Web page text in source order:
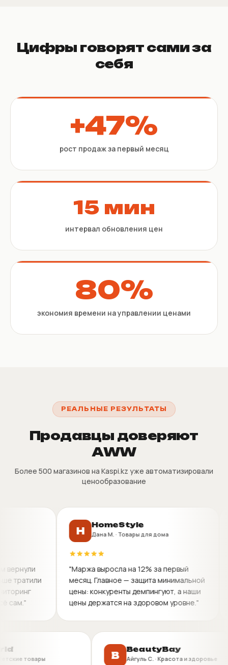
Цифры говорят сами за
себя
+47%
рост продаж за первый месяц
15 мин
интервал обновления цен
80%
экономия времени на управлении ценами
РЕАЛЬНЫЕ РЕЗУЛЬТАТЫ
Продавцы доверяют
AWW
Более 500 магазинов на Kaspi.kz уже автоматизировали
ценообразование
HomeStyle
Дана М. · Товары для дома
"Маржа выросла на 12% за первый
месяц. Главное — защита минимальной
цены: конкуренты демпингуют, а наши
цены держатся на здоровом уровне."
Р. · Детские товары B
BeautyBay
Айгуль С. · Красота и